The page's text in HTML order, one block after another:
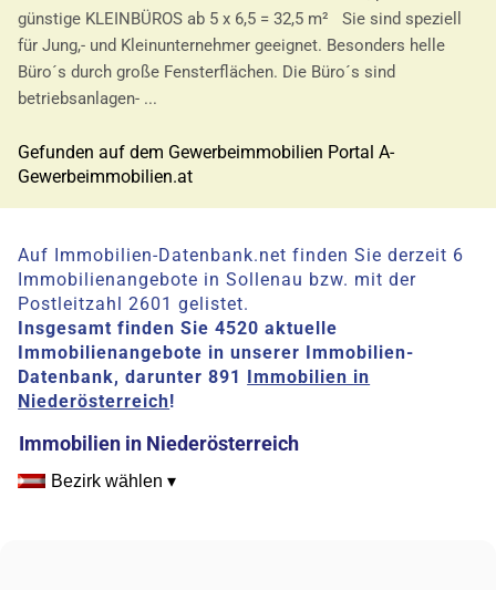
günstige KLEINBÜROS ab 5 x 6,5 = 32,5 m² Sie sind speziell
für Jung,- und Kleinunternehmer geeignet. Besonders helle
Büro´s durch große Fensterflächen. Die Büro´s sind
betriebsanlagen- ...
Gefunden auf dem Gewerbeimmobilien Portal A-
Gewerbeimmobilien.at
Auf Immobilien-Datenbank.net finden Sie derzeit 6
Immobilienangebote in Sollenau bzw. mit der
Postleitzahl 2601 gelistet.
Insgesamt finden Sie 4520 aktuelle
Immobilienangebote in unserer Immobilien-
Datenbank, darunter 891 Immobilien in
Niederösterreich!
Immobilien in Niederösterreich
Bezirk wählen ▾